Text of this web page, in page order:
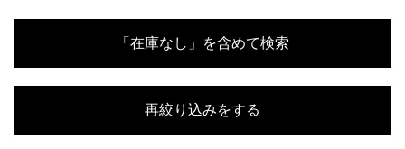
「在庫なし」を含めて検索
再絞り込みをする